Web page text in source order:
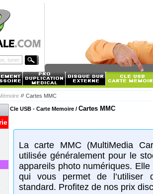
Cartes MMC
Cle USB - Carte Memoire / Cartes MMC
La carte MMC (MultiMedia
utilisée généralement pour le
appareils photo numériques.
qui vous permet de l’utiliser
standard. Profitez de nos prix